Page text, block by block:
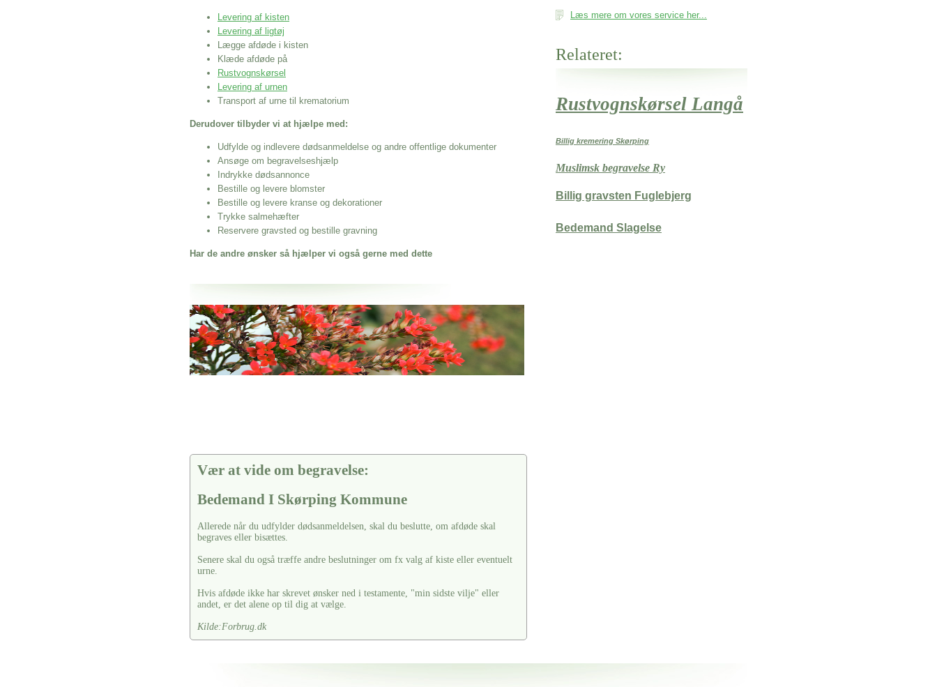
Levering af kisten
Levering af ligtøj
Lægge afdøde i kisten
Klæde afdøde på
Rustvognskørsel
Levering af urnen
Transport af urne til krematorium
Derudover tilbyder vi at hjælpe med:
Udfylde og indlevere dødsanmeldelse og andre offentlige dokumenter
Ansøge om begravelseshjælp
Indrykke dødsannonce
Bestille og levere blomster
Bestille og levere kranse og dekorationer
Trykke salmehæfter
Reservere gravsted og bestille gravning
Har de andre ønsker så hjælper vi også gerne med dette
Her hos os får du altid en god afslutning når det gælder
Bedemand I Skørping Kommune
vi hjælper i alle faser af begravelsel
Vær at vide om begravelse:
Bedemand I Skørping Kommune
Allerede når du udfylder dødsanmeldelsen, skal du beslutte, om afdøde skal
begraves eller bisættes.
Senere skal du også træffe andre beslutninger om fx valg af kiste eller eventuelt
urne.
Hvis afdøde ikke har skrevet ønsker ned i testamente, "min sidste vilje" eller
andet, er det alene op til dig at vælge.
Kilde:Forbrug.dk
Læs mere om vores service her...
Relateret:
Rustvognskørsel Langå
Billig kremering Skørping
Muslimsk begravelse Ry
Billig gravsten Fuglebjerg
Bedemand Slagelse